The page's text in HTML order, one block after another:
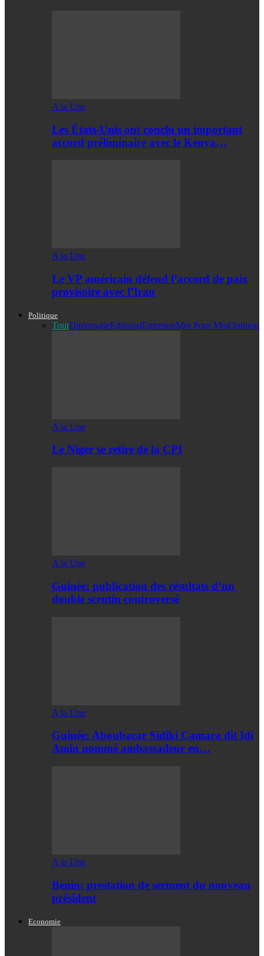
A la Une
Les États-Unis ont conclu un important
accord préliminaire avec le Kenya…
A la Une
Le VP américain défend l’accord de paix
provisoire avec l’Iran
Politique
ToutDiplomatieEditorialEntretienMot Pour MoiOpinion
A la Une
Le Niger se retire de la CPI
A la Une
Guinée: publication des résultats d’un
double scrutin controversé
A la Une
Guinée: Aboubacar Sidiki Camara dit Idi
Amin nommé ambassadeur en…
A la Une
Benin: prestation de serment du nouveau
président
Economie